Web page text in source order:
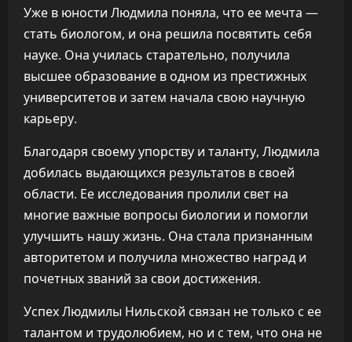
Уже в юности Людмила поняла, что ее мечта —
стать биологом, и она решила посвятить себя
науке. Она училась старательно, получила
высшее образование в одном из престижных
университетов и затем начала свою научную
карьеру.
Благодаря своему упорству и таланту, Людмила
добилась выдающихся результатов в своей
области. Ее исследования пролили свет на
многие важные вопросы биологии и помогли
улучшить нашу жизнь. Она стала признанным
авторитетом и получила множество наград и
почетных званий за свои достижения.
Успех Людмилы Нильской связан не только с ее
талантом и трудолюбием, но и с тем, что она не